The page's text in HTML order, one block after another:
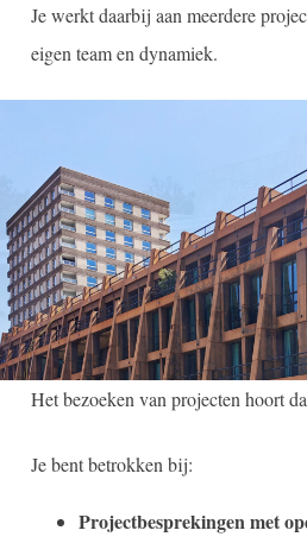
Je werkt daarbij aan meerdere
eigen team en dynamiek.
Het bezoeken van projecten hoort
Je bent betrokken bij:
Projectbesprekingen met